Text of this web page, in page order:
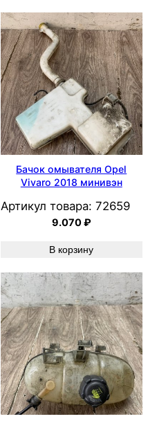
Бачок омывателя Opel
Vivaro 2018 минивэн
Артикул товара: 72659
9.070₽
В корзину